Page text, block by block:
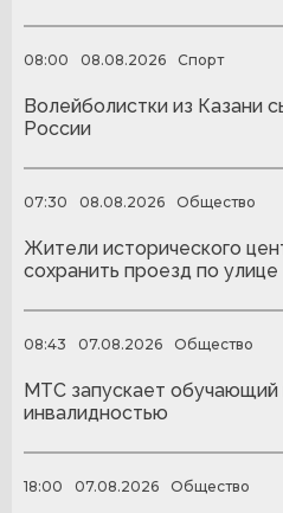
08:00 08.08.2026 Спорт
Волейболистки из Казани
России
07:30 08.08.2026 Общество
Жители исторического
сохранить проезд по улице
08:43 07.08.2026 Общество
МТС запускает
инвалидностью
18:00 07.08.2026 Общество